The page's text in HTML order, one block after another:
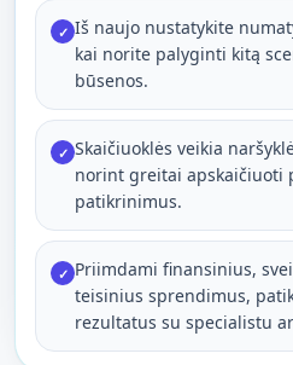
✓ Iš naujo nustatykite
kai norite palyginti kitą
būsenos.
✓ Skaičiuoklės veikia
norint greitai apskaičiuoti
patikrinimus.
✓ Priimdami finansinius,
teisinius sprendimus,
rezultatus su specialistu